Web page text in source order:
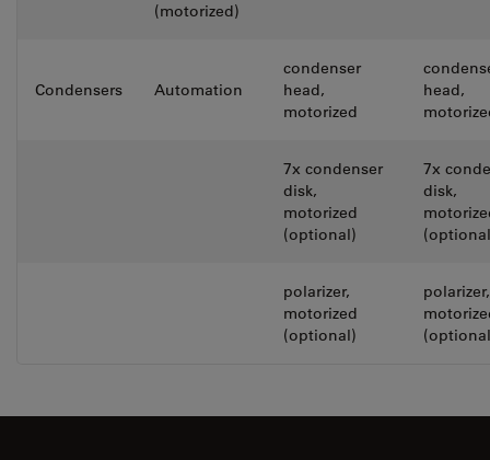
(motorized)
Condensers Automation
condenser
head,
motorized
head,
7x condenser
disk,
motorized
(optional)
7x
disk,
polarizer,
motorized
(optional)
polarizer,